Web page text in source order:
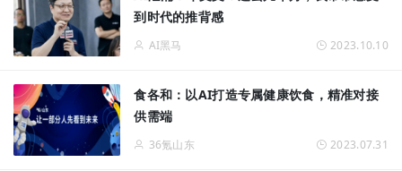
到时代的推背感
AI黑马 2023.10.10
食各和：以AI打造专属健康饮食，精准对接
供需端
36氪山东 2023.07.31